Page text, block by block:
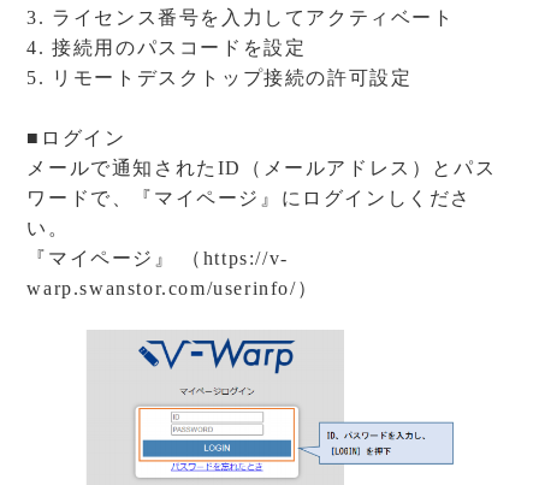
3. ライセンス番号を入力してアクティベート
4. 接続用のパスコードを設定
5. リモートデスクトップ接続の許可設定
■ログイン
メールで通知されたID（メールアドレス）とパス
ワードで、『マイページ』にログインしくださ
い。
『マイページ』 （ https://v-
warp.swanstor.com/userinfo/）